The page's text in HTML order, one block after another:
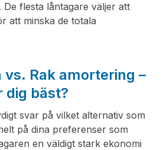
De flesta låntagare väljer att
att minska de totala
Rak amortering –
dig bäst?
svar på vilket alternativ som
på dina preferenser som
en väldigt stark ekonomi